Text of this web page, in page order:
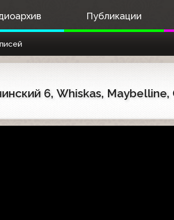
Публикации
6, Whiskas, Maybelline,